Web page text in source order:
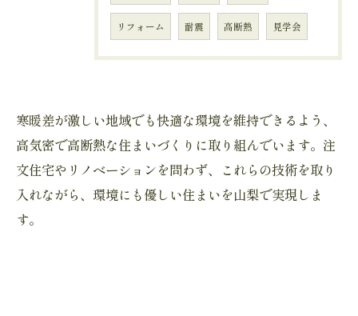
リフォーム 耐震 高断熱 見学会
寒暖差が激しい地域でも快適な環境を維持できるよう、
高気密で高断熱な住まいづくりに取り組んでいます。注
文住宅やリノベーションを問わず、これらの技術を取り
入れながら、環境にも優しい住まいを山梨で実現しま
す。